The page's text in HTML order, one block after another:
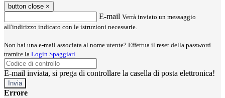
button close ×
E-mail Verrà inviato un messaggio
all'indirizzo indicato con le istruzioni necessarie.
Non hai una e-mail associata al nome utente? Effettua il reset della password
tramite la Login Spaggiari
E-mail inviata, si prega di controllare la casella di posta elettronica!
Errore